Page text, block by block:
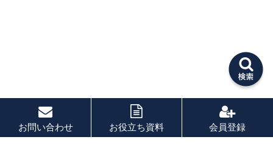
お問い合わせ お役立ち資料 会員登録